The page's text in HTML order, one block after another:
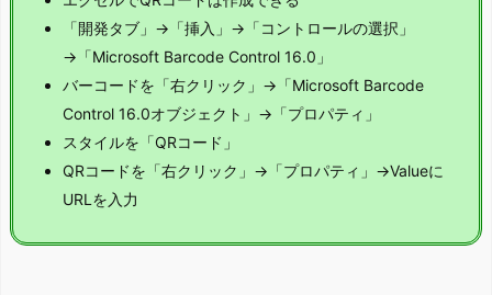
「開発タブ」→「挿入」→「コントロールの選択」
→「Microsoft Barcode Control 16.0」
バーコードを「右クリック」→「Microsoft Barcode
Control 16.0オブジェクト」→「プロパティ」
スタイルを「QRコード」
QRコードを「右クリック」→「プロパティ」→Valueに
URLを入力